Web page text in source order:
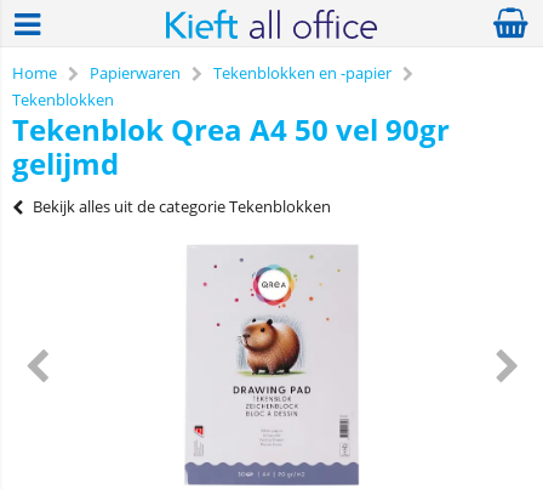
Home Papierwaren
Tekenblokken en -papier
Tekenblokken
Tekenblok Qrea A4 50 vel 90gr
gelijmd
Bekijk alles uit de categorie Tekenblokken